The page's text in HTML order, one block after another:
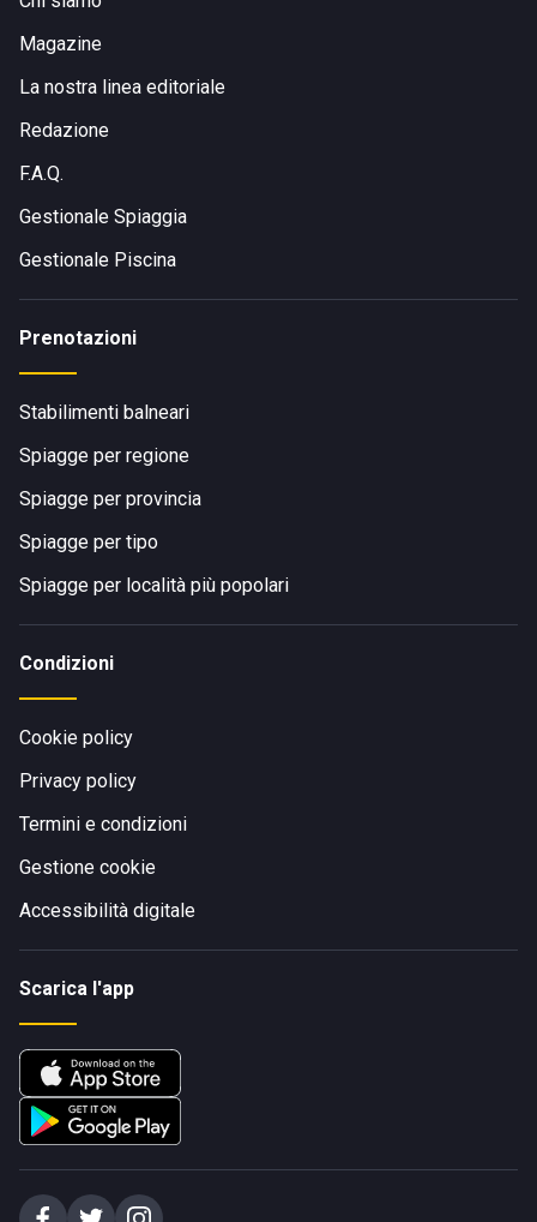
Magazine
La nostra linea editoriale
Redazione
F.A.Q.
Gestionale Spiaggia
Gestionale Piscina
Prenotazioni
Stabilimenti balneari
Spiagge per regione
Spiagge per provincia
Spiagge per tipo
Spiagge per località più popolari
Condizioni
Cookie policy
Privacy policy
Termini e condizioni
Gestione cookie
Accessibilità digitale
Scarica l'app